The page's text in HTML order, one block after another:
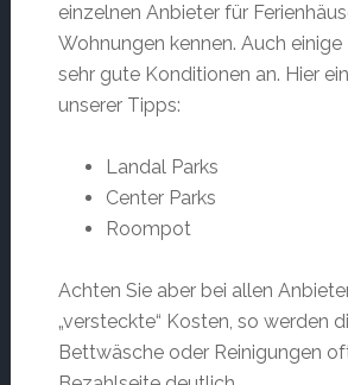
einzelnen Anbieter für
Wohnungen kennen. Auch
sehr gute Konditionen an. Hier
unserer Tipps:
Landal Parks
Center Parks
Roompot
Achten Sie aber bei allen
„versteckte“ Kosten, so werden
Bettwäsche oder Reinigungen